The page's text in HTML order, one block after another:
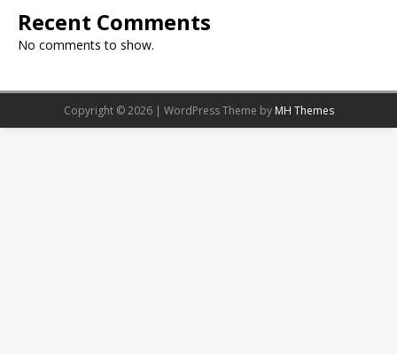
Recent Comments
No comments to show.
Copyright © 2026 | WordPress Theme by MH Themes